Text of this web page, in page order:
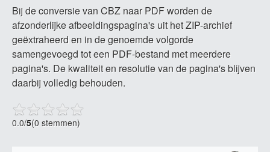
Bij de conversie van CBZ naar PDF worden de
afzonderlijke afbeeldingspagina's uit het ZIP-archief
geëxtraheerd en in de genoemde volgorde
samengevoegd tot een PDF-bestand met meerdere
pagina's. De kwaliteit en resolutie van de pagina's blijven
daarbij volledig behouden.
0.0/5(0 stemmen)